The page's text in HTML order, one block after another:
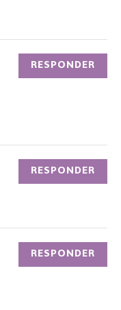
RESPONDER
RESPONDER
RESPONDER